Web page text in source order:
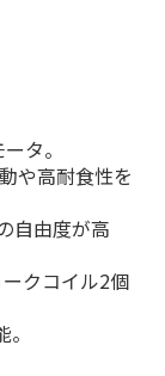
タ。
や高耐食性を
自由度が高
クコイル2個